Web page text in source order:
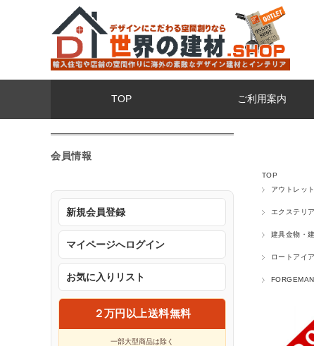
TOP ご利用案内
TOP
アウトレッ
エクステリ
建具金物・
ロートアイ
会員情報
新規会員登録
マイページへログイン
お気に入りリスト
２万円以上送料無料
一部大型商品は除く